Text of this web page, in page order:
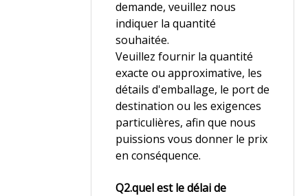
demande, veuillez nous
indiquer la quantité
souhaitée.
Veuillez fournir la quantité
exacte ou approximative, les
détails d'emballage, le port de
destination ou les exigences
particulières, afin que nous
puissions vous donner le prix
en conséquence.
Q2.quel est le délai de